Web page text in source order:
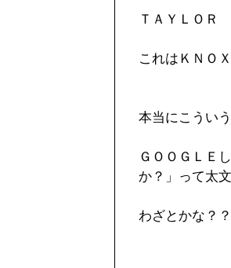
ＴＡＹＬＯＲ
これはＫＮＯ
本当にこうい
ＧＯＯＧＬＥ
か？」って太
わざとかな？？